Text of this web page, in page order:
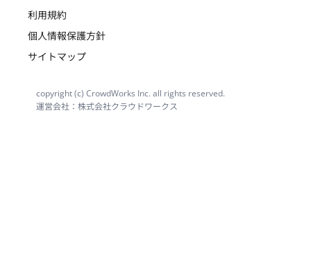
利用規約
個人情報保護方針
サイトマップ
copyright (c) CrowdWorks Inc. all rights reserved.
運営会社：株式会社クラウドワークス